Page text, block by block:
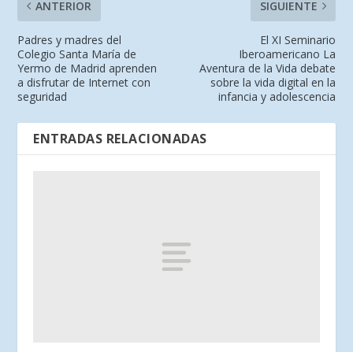
ANTERIOR
Padres y madres del
Colegio Santa María de
Yermo de Madrid aprenden
a disfrutar de Internet con
seguridad
SIGUIENTE
El XI Seminario
Iberoamericano La
Aventura de la Vida debate
sobre la vida digital en la
infancia y adolescencia
ENTRADAS RELACIONADAS